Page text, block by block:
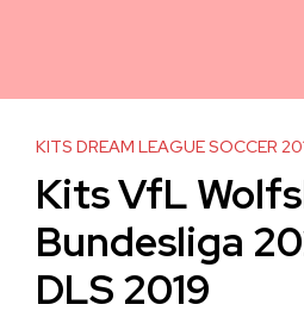
KITS DREAM LEAGUE SOCCER
Kits VfL
Bundesliga
DLS 2019